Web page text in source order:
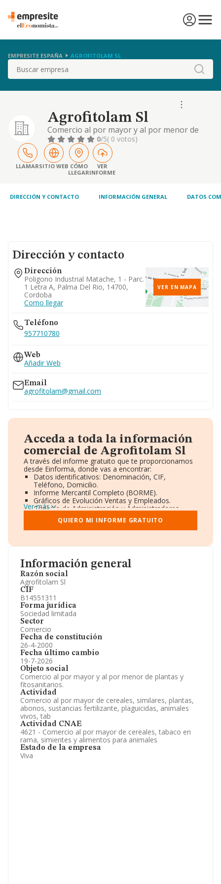
EMPRESITE ESPAÑA AGROFITOLAM SL
Buscar
Agrofitolam Sl
Comercio al por mayor y al por menor de
plantas y fitosanitarios.
0/5( 0 votos)
LLAMARSITIO WEB CÓMO
LLEGAR
VER
INFORME
DIRECCIÓN Y CONTACTO INFORMACIÓN GENERAL DATOS
Información general
Razón social
Agrofitolam Sl
CIF
B14551311
Forma jurídica
Sociedad limitada
Sector
Comercio
Fecha de constitución
26-4-2000
Fecha último cambio
19-7-2026
Objeto social
Comercio al por mayor y al por menor de plantas y
fitosanitarios.
Actividad
Comercio al por mayor de cereales, similares, plantas,
abonos, sustancias fertilizante, plaguicidas, animales
vivos, tab
Actividad CNAE
4621 - Comercio al por mayor de cereales, tabaco en
rama, simientes y alimentos para animales
Estado de la empresa
Viva
Dirección y contacto
Dirección
Poligono Industrial Matache, 1 - Parc.
1 Letra A, Palma Del Rio, 14700,
Cordoba
Como llegar
VER EN MAPA
Teléfono
957710780
Web
Añadir Web
Email
agrofitolam@gmail.com
Acceda a toda la información
comercial de Agrofitolam Sl
A través del informe gratuito que te proporcionamos
desde Einforma, donde vas a encontrar:
Datos identificativos: Denominación, CIF,
Teléfono, Domicilio.
Informe Mercantil Completo (BORME).
Gráficos de Evolución Ventas y Empleados.
Consejo de Administración y Administradores.
Directivos y Ejecutivos.
Accionistas.
Participaciones y Vinculaciones en otras empresas.
Información oficial y registral complementaria.
Ver más
QUIERO MI INFORME GRATUITO